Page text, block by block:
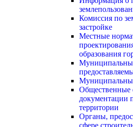
Комиссия по
застройке
Местные
образования
Общественные
документации
территории
Органы,